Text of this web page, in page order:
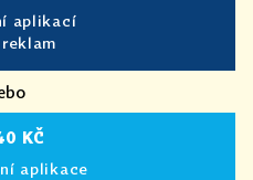
aplikací
KČ
aplikace